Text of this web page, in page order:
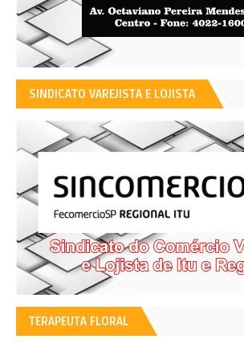
SINDICATO VAREJISTA E LOJISTA
TERAPEUTA FLORAL